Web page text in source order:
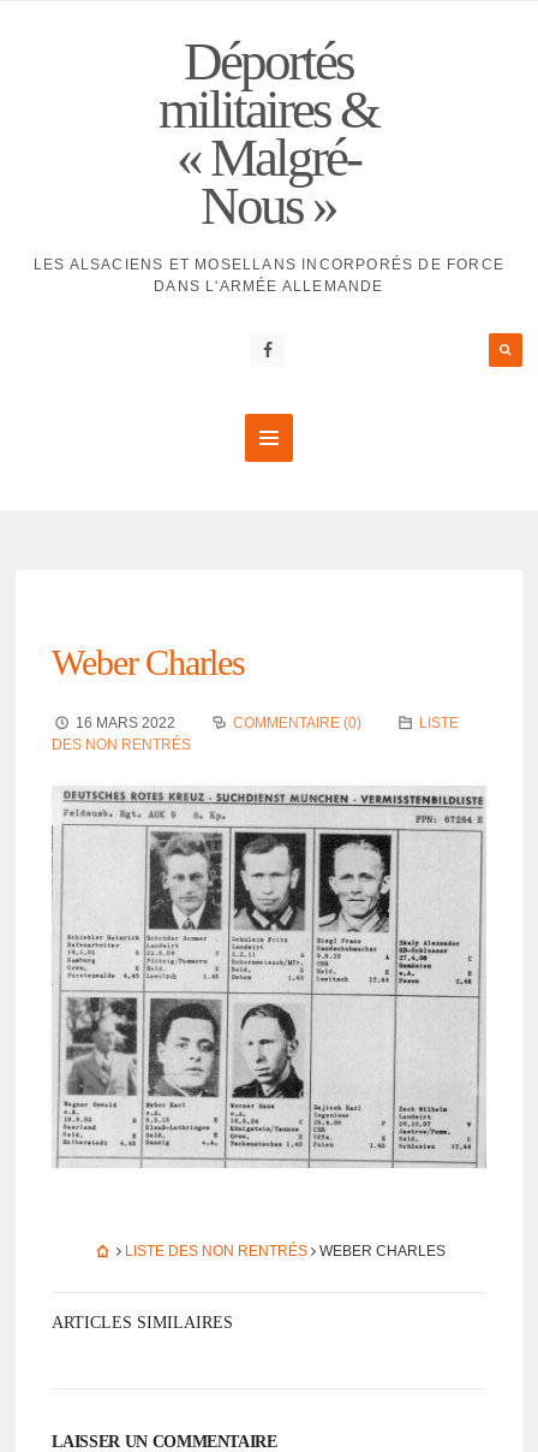
Déportés
militaires &
« Malgré-
Nous »
LES ALSACIENS ET MOSELLANS INCORPORÉS DE FORCE
DANS L'ARMÉE ALLEMANDE
Weber Charles
16 MARS 2022 COMMENTAIRE (0)
LISTE
DES NON RENTRÉS
LISTE DES NON RENTRÉS WEBER CHARLES
ARTICLES SIMILAIRES
LAISSER UN COMMENTAIRE